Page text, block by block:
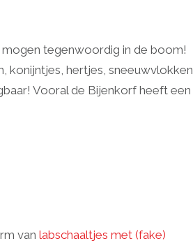
tegenwoordig in de boom!
konijntjes, hertjes, sneeuwvlokken,
Vooral de Bijenkorf heeft een
van labschaaltjes met (fake)